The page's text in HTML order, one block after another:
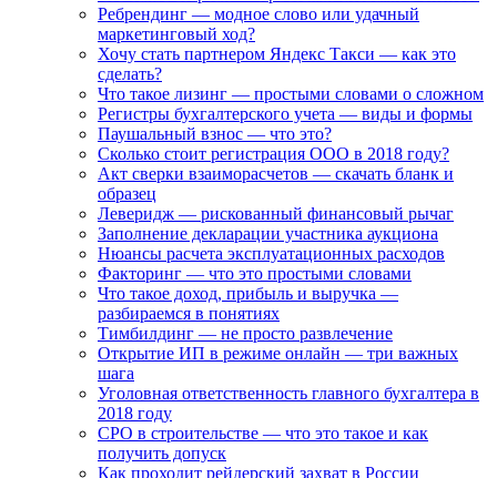
Ребрендинг — модное слово или удачный
маркетинговый ход?
Хочу стать партнером Яндекс Такси — как это
сделать?
Что такое лизинг — простыми словами о сложном
Регистры бухгалтерского учета — виды и формы
Паушальный взнос — что это?
Сколько стоит регистрация ООО в 2018 году?
Акт сверки взаиморасчетов — скачать бланк и
образец
Леверидж — рискованный финансовый рычаг
Заполнение декларации участника аукциона
Нюансы расчета эксплуатационных расходов
Факторинг — что это простыми словами
Что такое доход, прибыль и выручка —
разбираемся в понятиях
Тимбилдинг — не просто развлечение
Открытие ИП в режиме онлайн — три важных
шага
Уголовная ответственность главного бухгалтера в
2018 году
СРО в строительстве — что это такое и как
получить допуск
Как проходит рейдерский захват в России